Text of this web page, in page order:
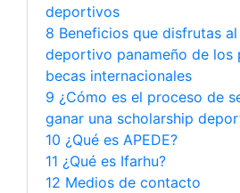
deportivos
8 Beneficios que disfrutas
deportivo panameño de los
becas internacionales
9 ¿Cómo es el proceso de
ganar una scholarship
10 ¿Qué es APEDE?
11 ¿Qué es Ifarhu?
12 Medios de contacto